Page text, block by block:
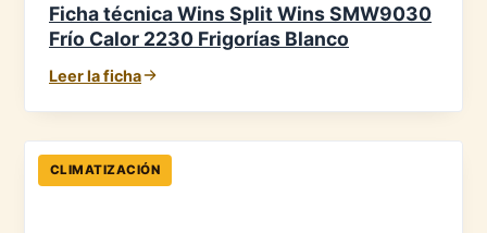
Ficha técnica Wins Split Wins SMW9030
Frío Calor 2230 Frigorías Blanco
Leer la ficha
CLIMATIZACIÓN